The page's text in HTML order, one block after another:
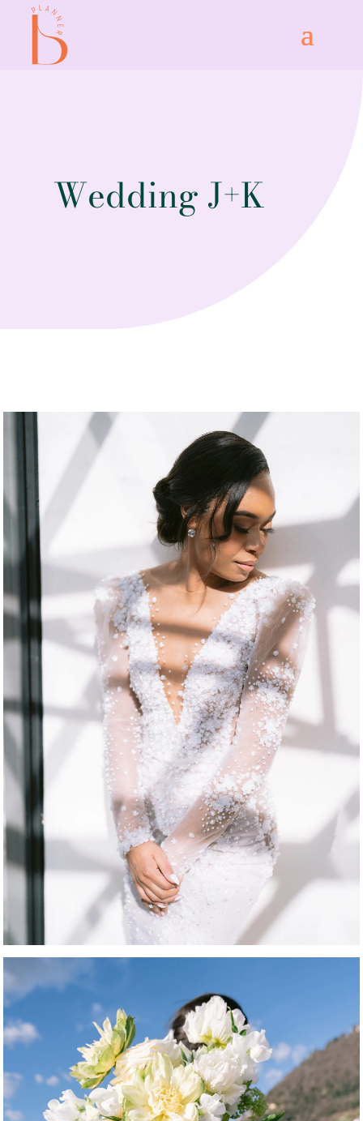
Wedding J+K